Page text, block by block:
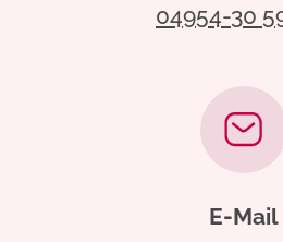
04954-30
E-Mail